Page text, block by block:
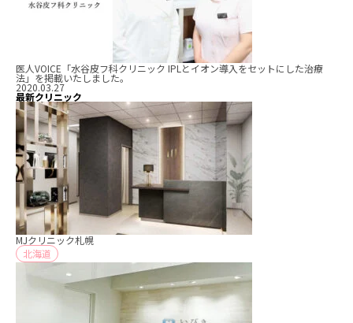
医人VOICE「水谷皮フ科クリニック IPLとイオン導入をセットにした治療
法」を掲載いたしました。
2020.03.27
最新クリニック
MJクリニック札幌
北海道